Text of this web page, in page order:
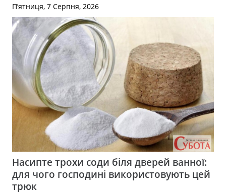
П’ятниця, 7 Серпня, 2026
Насипте трохи соди біля дверей ванної:
для чого господині використовують цей
трюк